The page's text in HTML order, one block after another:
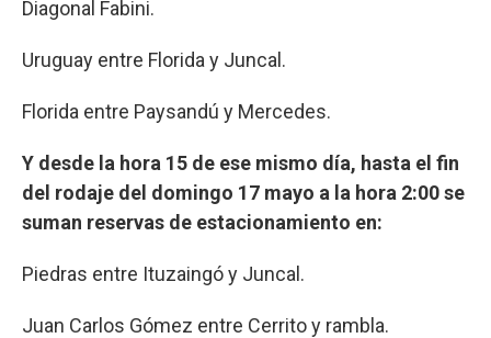
Diagonal Fabini.
Uruguay entre Florida y Juncal.
Florida entre Paysandú y Mercedes.
Y desde la hora 15 de ese mismo día, hasta el fin
del rodaje del domingo 17 mayo a la hora 2:00 se
suman reservas de estacionamiento en:
Piedras entre Ituzaingó y Juncal.
Juan Carlos Gómez entre Cerrito y rambla.